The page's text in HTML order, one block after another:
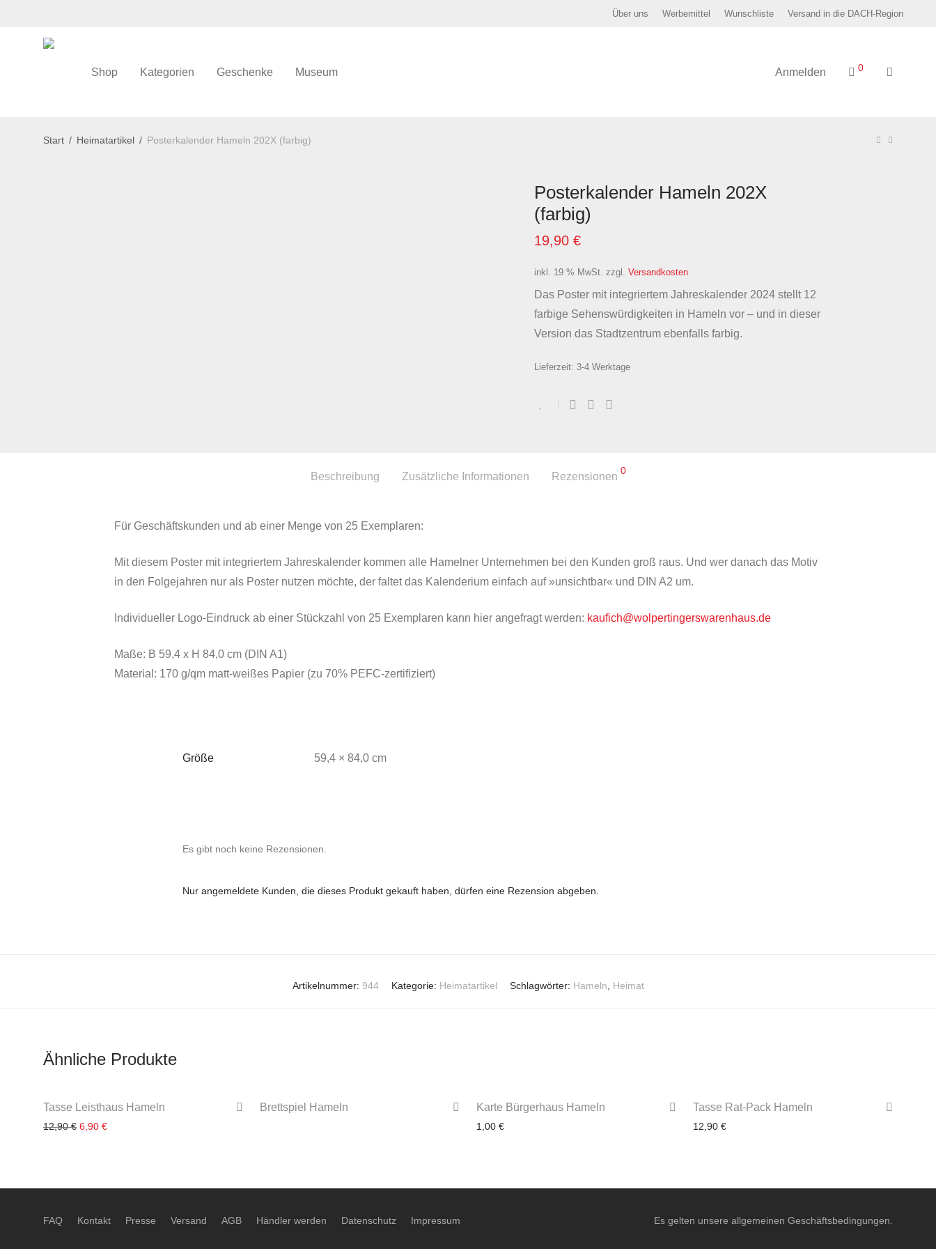
Über uns Werbemittel Wunschliste Versand in die DACH-Region
Shop Kategorien Geschenke Museum Anmelden 0
Start / Heimatartikel / Posterkalender Hameln 202X (farbig)
Posterkalender Hameln 202X
(farbig)
19,90 €
inkl. 19 % MwSt. zzgl. Versandkosten
Das Poster mit integriertem Jahreskalender 2024 stellt 12
farbige Sehenswürdigkeiten in Hameln vor – und in dieser
Version das Stadtzentrum ebenfalls farbig.
Lieferzeit: 3-4 Werktage
Beschreibung Zusätzliche Informationen Rezensionen 0
Für Geschäftskunden und ab einer Menge von 25 Exemplaren:
Mit diesem Poster mit integriertem Jahreskalender kommen alle Hamelner Unternehmen bei den Kunden groß raus. Und wer danach das Motiv
in den Folgejahren nur als Poster nutzen möchte, der faltet das Kalenderium einfach auf »unsichtbar« und DIN A2 um.
Individueller Logo-Eindruck ab einer Stückzahl von 25 Exemplaren kann hier angefragt werden: kaufich@wolpertingerswarenhaus.de
Maße: B 59,4 x H 84,0 cm (DIN A1)
Material: 170 g/qm matt-weißes Papier (zu 70% PEFC-zertifiziert)
Größe 59,4 × 84,0 cm
Es gibt noch keine Rezensionen.
Nur angemeldete Kunden, die dieses Produkt gekauft haben, dürfen eine Rezension abgeben.
Artikelnummer: 944 Kategorie: Heimatartikel Schlagwörter: Hameln Heimat
Ähnliche Produkte
Tasse Leisthaus Hameln
12,90€ Ursprünglicher Preis war: 12,90 €
6,90 €
Brettspiel Hameln Karte Bürgerhaus Hameln
1,00 €
Tasse Rat-Pack Hameln
12,90 €
FAQ Kontakt Presse Versand AGB Händler werden Datenschutz Impressum Es gelten unsere allgemeinen Geschäftsbedingungen.